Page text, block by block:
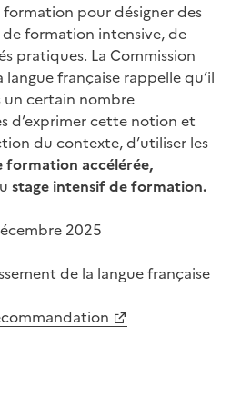
pour désigner des
formation intensive, de
pratiques. La Commission
langue française rappelle qu’il
un certain nombre
d’exprimer cette notion et
du contexte, d’utiliser les
formation accélérée,
stage intensif de formation.
2025
de la langue française